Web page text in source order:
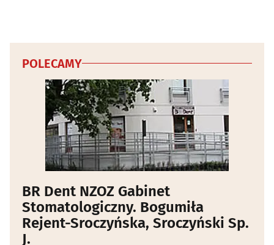
POLECAMY
BR Dent NZOZ Gabinet
Stomatologiczny. Bogumiła
Rejent-Sroczyńska, Sroczyński Sp.
J.